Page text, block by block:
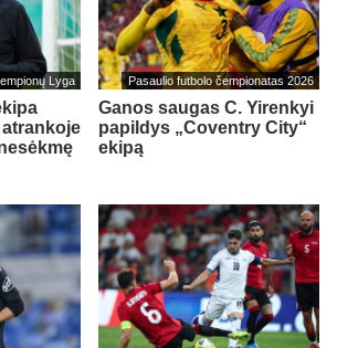
Lyga Pasaulio futbolo čempionatas 2026
Ganos saugas C. Yirenkyi
papildys „Coventry City“
ekipą